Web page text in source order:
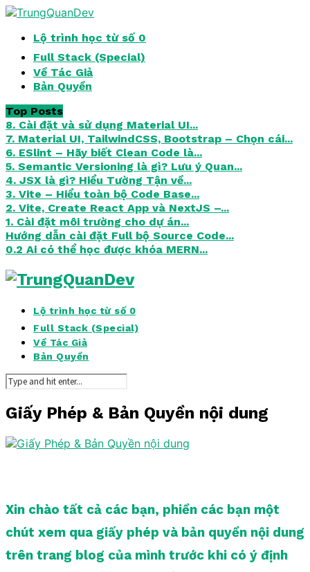
Lộ trình học từ số 0
Full Stack (Special)
Về Tác Giả
Bản Quyền
Top Posts
8. Cài đặt và sử dụng Material UI...
7. Material UI, TailwindCSS, Bootstrap – Chọn cái...
6. ESlint – Hãy biết Clean Code là...
5. Semantic Versioning là gì? Lưu ý Quan...
4. JSX là gì? Hiểu Tường Tận về...
3. Vite – Hiểu toàn bộ Code Base...
2. Vite, Create React App và NextJS –...
1. Cài đặt môi trường cho dự án...
Hướng dẫn cài đặt Full bộ Source Code...
0.2 Ai có thể học được khóa MERN...
Lộ trình học từ số 0
Full Stack (Special)
Về Tác Giả
Bản Quyền
Giấy Phép & Bản Quyền nội dung
Xin chào tất cả các bạn, phiền các bạn một
chút xem qua giấy phép và bản quyền nội dung
trên trang blog của mình trước khi có ý định